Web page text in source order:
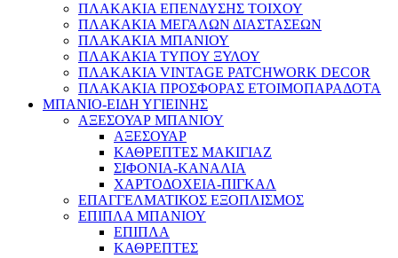
ΠΛΑΚΑΚΙΑ ΕΠΕΝΔΥΣΗΣ ΤΟΙΧΟΥ
ΠΛΑΚΑΚΙΑ ΜΕΓΑΛΩΝ ΔΙΑΣΤΑΣΕΩΝ
ΠΛΑΚΑΚΙΑ ΜΠΑΝΙΟΥ
ΠΛΑΚΑΚΙΑ ΤΥΠΟΥ ΞΥΛΟΥ
ΠΛΑΚΑΚΙΑ VINTAGE PATCHWORK DECOR
ΠΛΑΚΑΚΙΑ ΠΡΟΣΦΟΡΑΣ ΕΤΟΙΜΟΠΑΡΑΔΟΤΑ
ΜΠΑΝΙΟ-ΕΙΔΗ ΥΓΙΕΙΝΗΣ
ΑΞΕΣΟΥΑΡ ΜΠΑΝΙΟΥ
ΑΞΕΣΟΥΑΡ
ΚΑΘΡΕΠΤΕΣ ΜΑΚΙΓΙΑΖ
ΣΙΦΟΝΙΑ-ΚΑΝΑΛΙΑ
ΧΑΡΤΟΔΟΧΕΙΑ-ΠΙΓΚΑΛ
ΕΠΑΓΓΕΛΜΑΤΙΚΟΣ ΕΞΟΠΛΙΣΜΟΣ
ΕΠΙΠΛΑ ΜΠΑΝΙΟΥ
ΕΠΙΠΛΑ
ΚΑΘΡΕΠΤΕΣ